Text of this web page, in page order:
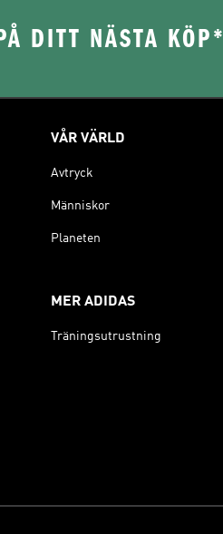
DITT NÄSTA KÖP*
VÅR VÄRLD
Avtryck
Människor
Planeten
MER ADIDAS
Träningsutrustning